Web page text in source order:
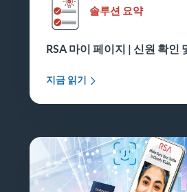
솔루션 요약
RSA 마이 페이지 | 신원 확인
지금 읽기